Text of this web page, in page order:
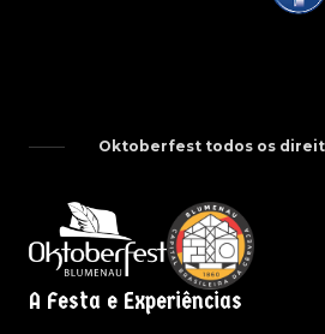
Oktoberfest todos os
A Festa e Experiências